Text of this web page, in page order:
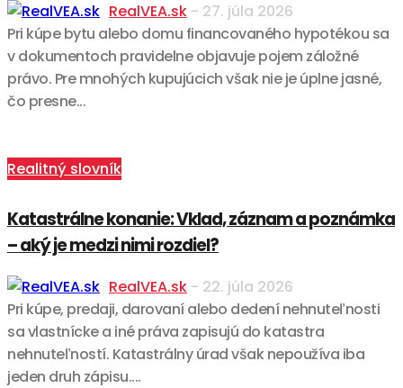
RealVEA.sk - 27. júla 2026
Pri kúpe bytu alebo domu financovaného hypotékou sa
v dokumentoch pravidelne objavuje pojem záložné
právo. Pre mnohých kupujúcich však nie je úplne jasné,
čo presne...
Realitný slovník
Katastrálne konanie: Vklad, záznam a poznámka
– aký je medzi nimi rozdiel?
RealVEA.sk - 22. júla 2026
Pri kúpe, predaji, darovaní alebo dedení nehnuteľnosti
sa vlastnícke a iné práva zapisujú do katastra
nehnuteľností. Katastrálny úrad však nepoužíva iba
jeden druh zápisu....